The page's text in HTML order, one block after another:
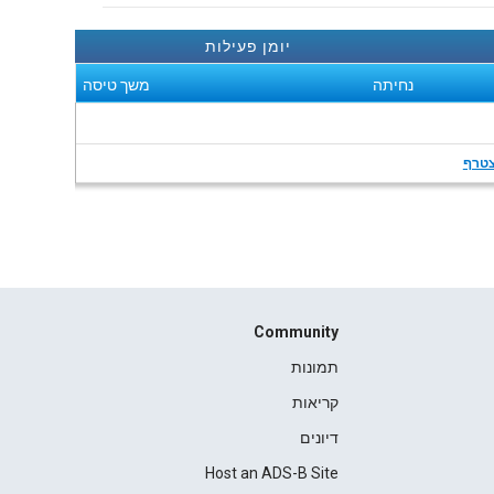
יומן פעילות
נחיתה משך טיסה
Community
תמונות
קריאות
דיונים
Host an ADS-B Site